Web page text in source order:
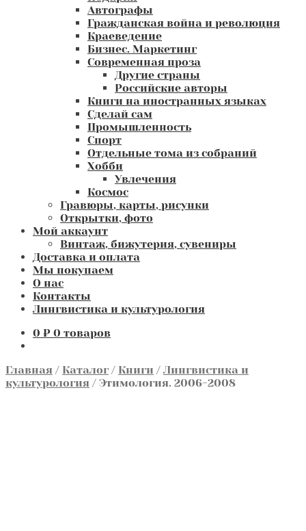
Автографы
Гражданская война и революция
Краеведение
Бизнес. Маркетинг
Современная проза
Другие страны
Российские авторы
Книги на иностранных языках
Сделай сам
Промышленность
Спорт
Отдельные тома из собраний
Хобби
Увлечения
Космос
Гравюры, карты, рисунки
Открытки, фото
Мой аккаунт
Винтаж, бижутерия, сувениры
Доставка и оплата
Мы покупаем
О нас
Контакты
Лингвистика и культурология
0 ₽ 0 товаров
Главная / Каталог / Книги / Лингвистика и
культурология / Этимология. 2006-2008